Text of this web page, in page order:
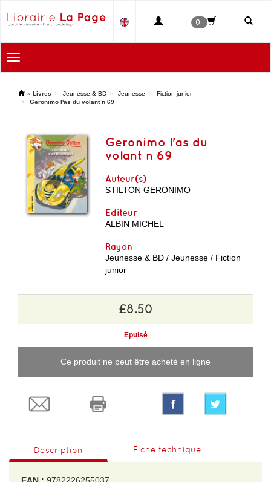
0
Toggle
navigation
' » Livres Jeunesse & BD Jeunesse
Fiction junior
Geronimo l'as du volant n 69
Geronimo l'as du
volant n 69
Auteur(s)
STILTON GERONIMO
Editeur
ALBIN MICHEL
Rayon
Jeunesse & BD / Jeunesse / Fiction
junior
£8.50
Epuisé
Ce produit ne peut être acheté en ligne
Description Fiche technique